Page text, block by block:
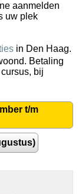
aanmelden
uw plek
in Den Haag.
Betaling
bij
t/m